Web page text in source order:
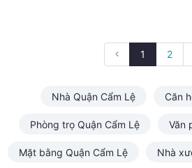
1 2
Nhà Quận Cẩm Lệ Căn
Phòng trọ Quận Cẩm Lệ Văn
Mặt bằng Quận Cẩm Lệ Nhà